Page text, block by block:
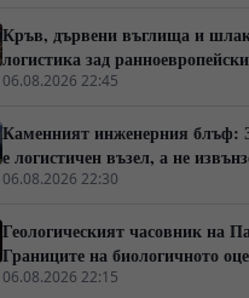
Кръв, дървени въглища и
логистика зад
06.08.2026 22:45
Каменният инженерния
е логистичен възел, а не
06.08.2026 22:30
Геологическият часовник на
Границите на биологичното
06.08.2026 22:15